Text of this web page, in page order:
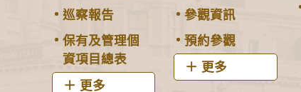
巡察報告
保有及管理個
資項目總表
更多
參觀資訊
預約參觀
更多